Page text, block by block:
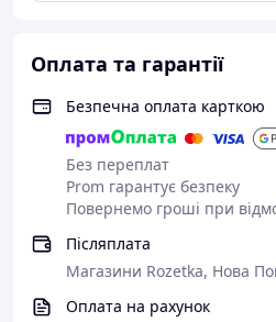
Оплата та гарантії
Безпечна оплата карткою
Без переплат
Prom гарантує безпеку
Повернемо гроші при
Післяплата
Магазини Rozetka, Нова
Оплата на рахунок